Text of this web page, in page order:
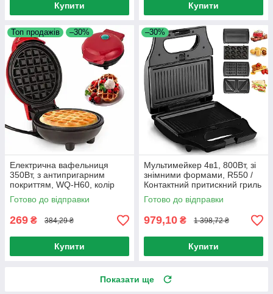
Купити Купити
Топ продажів –30%
Електрична вафельниця
350Вт, з антипригарним
покриттям, WQ-H60, колір
Рандом / Портативна міні
вафельниця
Готово до відправки
269 ₴ 384,29 ₴
Купити
–30%
Мультимейкер 4в1, 800Вт, зі
знімними формами, R550 /
Контактний притискний гриль
/ Мультипекар /
Бутербродниця
Готово до відправки
979,10 ₴ 1 398,72 ₴
Купити
Показати ще